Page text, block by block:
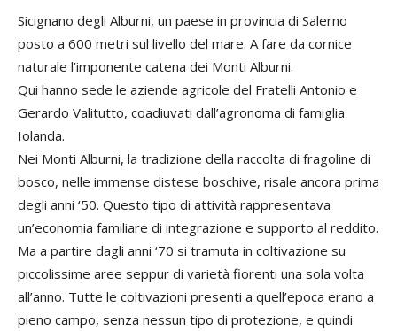
Sicignano degli Alburni, un paese in provincia di Salerno
posto a 600 metri sul livello del mare. A fare da cornice
naturale l’imponente catena dei Monti Alburni.
Qui hanno sede le aziende agricole del Fratelli Antonio e
Gerardo Valitutto, coadiuvati dall’agronoma di famiglia
Iolanda.
Nei Monti Alburni, la tradizione della raccolta di fragoline di
bosco, nelle immense distese boschive, risale ancora prima
degli anni ‘50. Questo tipo di attività rappresentava
un’economia familiare di integrazione e supporto al reddito.
Ma a partire dagli anni ‘70 si tramuta in coltivazione su
piccolissime aree seppur di varietà fiorenti una sola volta
all’anno. Tutte le coltivazioni presenti a quell’epoca erano a
pieno campo, senza nessun tipo di protezione, e quindi